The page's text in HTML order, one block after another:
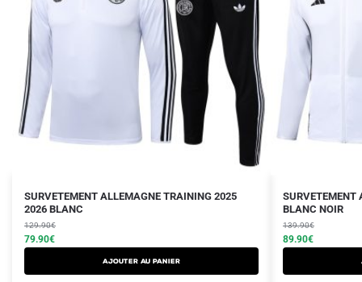
SURVETEMENT ALLEMAGNE TRAINING 2025
2026 BLANC
129.90€
Le
prix
initial
était :
79.90€
Le
prix
actuel
est :
AJOUTER AU PANIER
Ce
produit
a
plusieurs
variations.
SURVETEMENT
BLANC NOIR
139.90€
Le
prix
initial
était :
89.90€
Le
prix
actuel
est :
Ce
produit
a
plusieurs
variations.